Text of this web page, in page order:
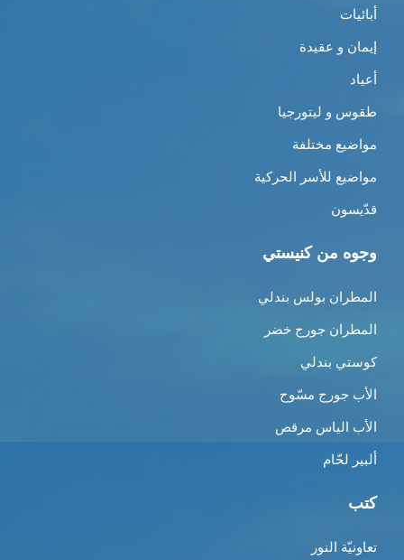
أبائيات
إيمان و عقيدة
أعياد
طقوس و ليتورجيا
مواضيع مختلفة
مواضيع للأسر الحركية
قدّيسون
وجوه من كنيستي
المطران بولس بندلي
المطران جورج خضر
كوستي بندلي
الأب جورج مسّوح
الأب الياس مرقص
ألبير لحّام
كتب
تعاونيّة النور